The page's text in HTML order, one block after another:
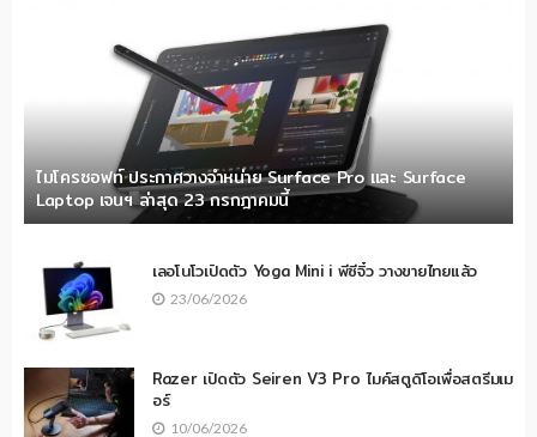
ไมโครซอฟท์ ประกาศวางจำหน่าย Surface Pro และ Surface
Laptop เจนฯ ล่าสุด 23 กรกฎาคมนี้
เลอโนโวเปิดตัว Yoga Mini i พีซีจิ๋ว วางขายไทยแล้ว
23/06/2026
Razer เปิดตัว Seiren V3 Pro ไมค์สตูดิโอเพื่อสตรีมเม
อร์
10/06/2026